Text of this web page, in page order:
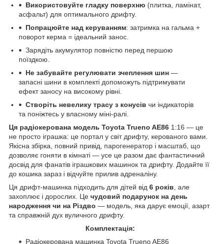
Використовуйте гладку поверхню (плитка, ламінат,
асфальт) для оптимального дрифту.
Попрацюйте над керуванням: затримка на гальма +
поворот керма = ідеальний занос.
Зарядіть акумулятор повністю перед першою
поїздкою.
Не забувайте регулювати зчеплення шин —
запасні шини в комплекті допоможуть підтримувати
ефект заносу на високому рівні.
Створіть невелику трасу з конусів чи індикаторів
та поніжтесь у власному міні-ралі.
Ця радіокерована модель Toyota Trueno AE86 1:16 — це
не просто іграшка: це портал у світ дрифту, керованого вами.
Якісна збірка, повний привід, парогенератор і масштаб, що
дозволяє гоняти в кімнаті — усе це разом дає фантастичний
досвід для фанатів іграшкових машинок та дрифту. Додайте її
до кошика зараз і відчуйте прилив адреналіну.
Ця дрифт-машинка підходить для дітей від 6 років , але
захоплює і дорослих. Це чудовий подарунок на день
народження чи на Різдво — модель, яка дарує емоції, азарт
та справжній дух вуличного дрифту.
Комплектація:
Радіокерована машинка Toyota Trueno AE86